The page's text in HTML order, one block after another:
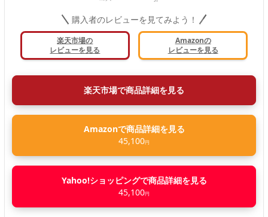
購入者のレビューを見てみよう！
楽天市場の
レビューを見る
Amazonの
レビューを見る
楽天市場で商品詳細を見る
Amazonで商品詳細を見る
45,100円
Yahoo!ショッピングで商品詳細を見る
45,100円